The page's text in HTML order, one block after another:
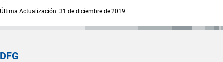
Última Actualización: 31 de diciembre de 2019
DFG